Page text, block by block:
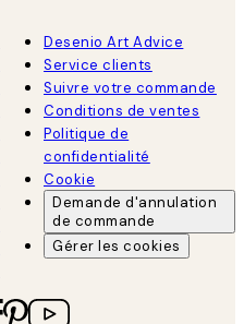
Desenio Art Advice
Service clients
Suivre votre commande
Conditions de ventes
Politique de
confidentialité
Cookie
Demande d'annulation
de commande
Gérer les cookies